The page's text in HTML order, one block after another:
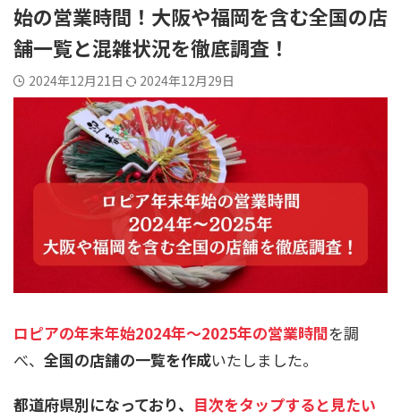
始の営業時間！大阪や福岡を含む全国の店
舗一覧と混雑状況を徹底調査！
2024年12月21日 2024年12月29日
ロピアの年末年始2024年～2025年の営業時間を調
べ、 全国の店舗の一覧を作成いたしました。
都道府県別になっており、 目次をタップすると見たい